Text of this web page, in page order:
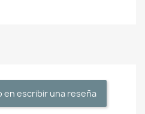
en escribir una reseña